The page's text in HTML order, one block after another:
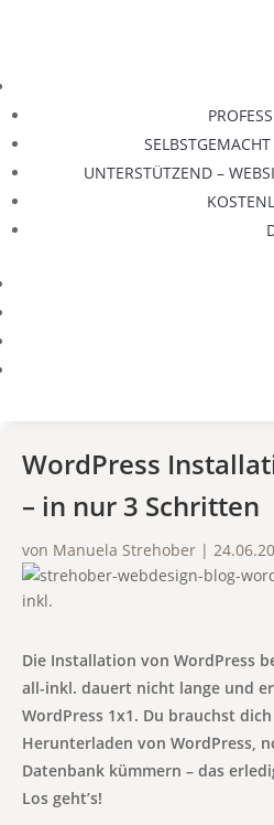
UNTERSTÜTZEND –
WordPress
– in nur 3 Schritten
von Manuela Strehober |
Die Installation von WordPress
all-inkl. dauert nicht lange und
WordPress 1x1. Du brauchst
Herunterladen von WordPress,
Datenbank kümmern – das
Los geht’s!